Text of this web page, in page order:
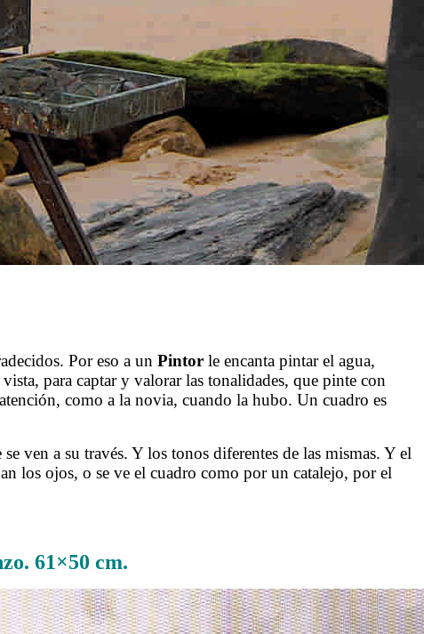
Por eso a un Pintor le encanta pintar el agua,
para captar y valorar las tonalidades, que pinte con
como a la novia, cuando la hubo. Un cuadro es
ven a su través. Y los tonos diferentes de las mismas. Y el
los ojos, o se ve el cuadro como por un catalejo, por el
61×50 cm.